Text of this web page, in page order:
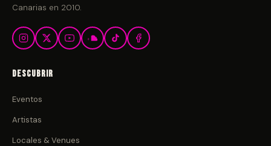
Canarias en 2010.
Descubrir
Eventos
Artistas
Locales & Venues